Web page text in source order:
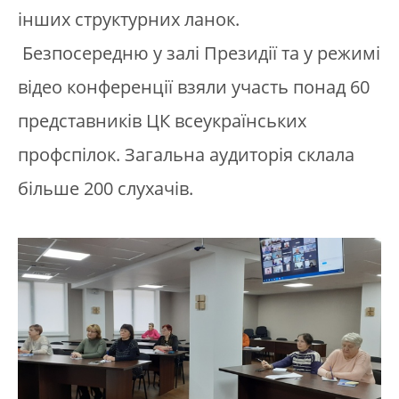
інших структурних ланок.
Безпосередню у залі Президії та у режимі
відео конференції взяли участь понад 60
представників ЦК всеукраїнських
профспілок. Загальна аудиторія склала
більше 200 слухачів.